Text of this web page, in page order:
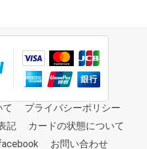
て
プライバシーポリシー
記
カードの状態について
お問い合わせ